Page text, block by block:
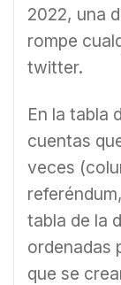
2022, una
rompe
twitter.
En la tabla
cuentas
veces
tabla de la
ordenadas
que se